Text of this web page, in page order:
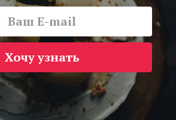
Хочу узнать